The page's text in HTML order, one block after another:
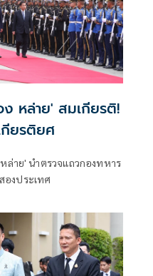
หล่าย' สมเกียรติ!
กียรติยศ
าย' นำตรวจแถวกองทหาร
องประเทศ